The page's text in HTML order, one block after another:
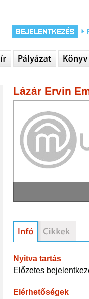
Lázár Ervin
Nyitva tartás
Előzetes
Elérhetőségek